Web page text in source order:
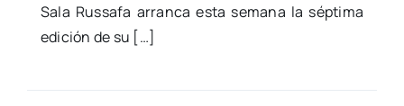
Sala Rus­sa­fa arran­ca esta sema­na la sép­ti­ma
edi­ción de su […]